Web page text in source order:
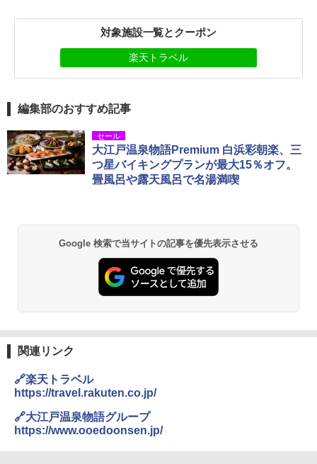
対象施設一覧とクーポン
楽天トラベル
編集部のおすすめ記事
セール
大江戸温泉物語Premium 白浜彩朝楽、三
つ星バイキングプランが最大15％オフ。
畳風呂や露天風呂で名湯満喫
Google 検索で当サイトの記事を優先表示させる
関連リンク
🔗楽天トラベル
https://travel.rakuten.co.jp/
🔗大江戸温泉物語グループ
https://www.ooedoonsen.jp/